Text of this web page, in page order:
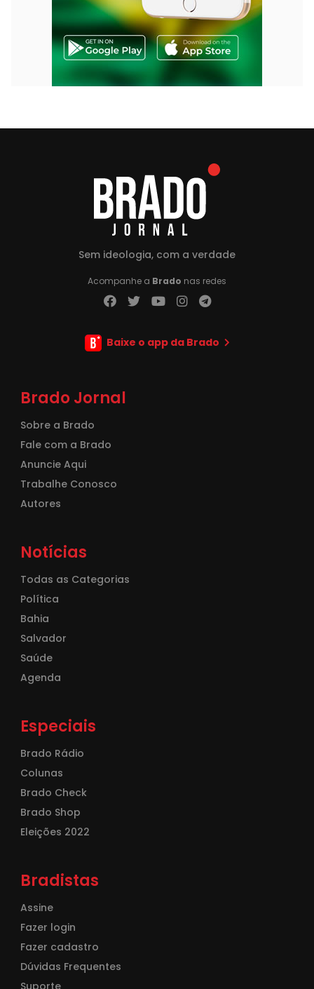
Sem ideologia, com a verdade
Acompanhe a Brado nas redes
Baixe o app da Brado
Brado Jornal
Sobre a Brado
Fale com a Brado
Anuncie Aqui
Trabalhe Conosco
Autores
Notícias
Todas as Categorias
Política
Bahia
Salvador
Saúde
Agenda
Especiais
Brado Rádio
Colunas
Brado Check
Brado Shop
Eleições 2022
Bradistas
Assine
Fazer login
Fazer cadastro
Dúvidas Frequentes
Suporte